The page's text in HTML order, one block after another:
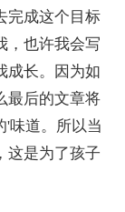
完成这个目标
也许我会写
成长。因为如
最后的文章将
味道。所以当
这是为了孩子